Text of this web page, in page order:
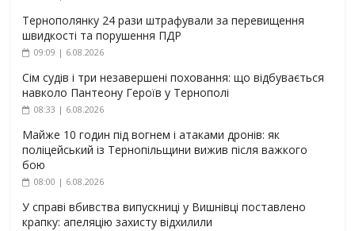
Тернополянку 24 рази штрафували за перевищення
швидкості та порушення ПДР
09:09 | 6.08.2026
Сім судів і три незавершені поховання: що відбувається
навколо Пантеону Героїв у Тернополі
08:33 | 6.08.2026
Майже 10 годин під вогнем і атаками дронів: як
поліцейський із Тернопільщини вижив після важкого
бою
08:00 | 6.08.2026
У справі вбивства випускниці у Вишнівці поставлено
крапку: апеляцію захисту відхилили